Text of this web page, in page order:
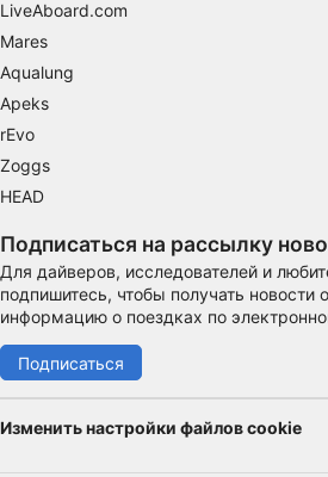
LiveAboard.com
Mares
Aqualung
Apeks
rEvo
Zoggs
HEAD
Подписаться на рассылку
Для дайверов, исследователей и
подпишитесь, чтобы получать новости
информацию о поездках по
Подписаться
Изменить настройки файлов cookie
реклама